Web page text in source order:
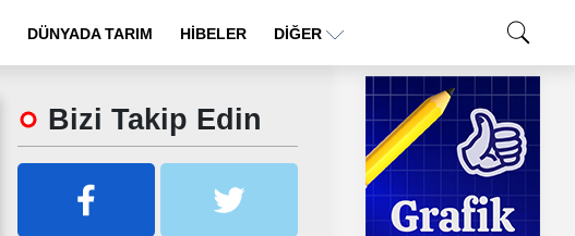
DÜNYADA TARIM HİBELER DIĞER
Bizi Takip Edin